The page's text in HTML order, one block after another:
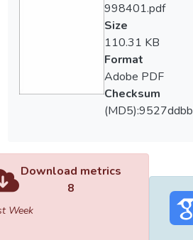
998401.pdf
Size
110.31 KB
Format
Adobe PDF
Checksum
Download metrics
8
Week